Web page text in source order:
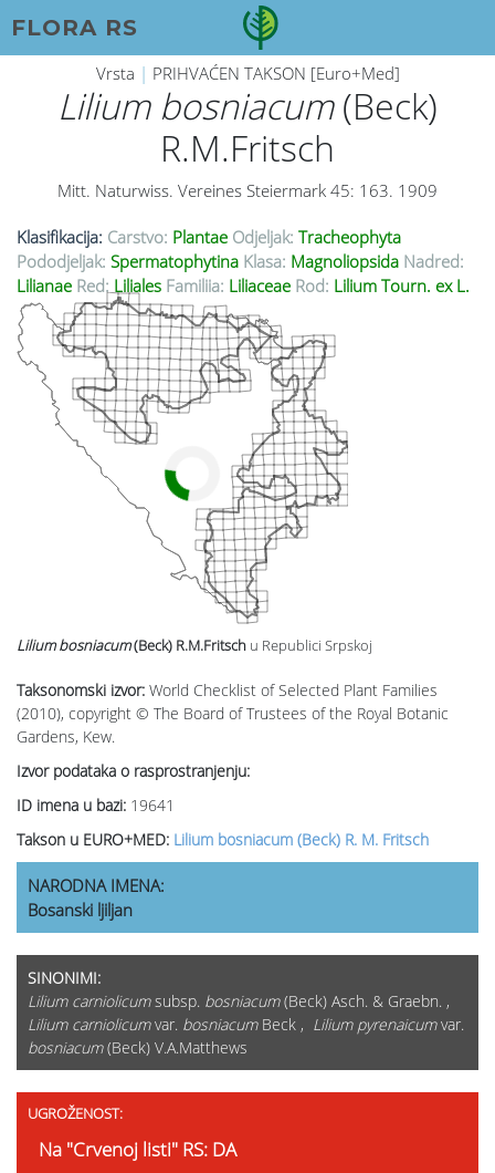
FLORA RS
Vrsta | PRIHVAĆEN TAKSON [Euro+Med]
Lilium bosniacum(Beck)
R.M.Fritsch
Mitt. Naturwiss. Vereines Steiermark 45: 163. 1909
Klasifikacija: Carstvo: Plantae Odjeljak: Tracheophyta
Pododjeljak: Spermatophytina Klasa: Magnoliopsida Nadred:
Lilianae Red: Liliales Familija: Liliaceae Rod: Lilium Tourn. ex L.
Taksonomski izvor: World Checklist of Selected Plant Families
(2010), copyright © The Board of Trustees of the Royal Botanic
Gardens, Kew.
Izvor podataka o rasprostranjenju:
ID imena u bazi: 19641
Takson u EURO+MED: Lilium bosniacum (Beck) R. M. Fritsch
Lilium bosniacum(Beck) R.M.Fritsch u Republici Srpskoj
NARODNA IMENA:
Bosanski ljiljan
SINONIMI:
Lilium carniolicumsubsp. bosniacum(Beck) Asch. & Graebn. ,
Lilium carniolicumvar. bosniacumBeck , Lilium pyrenaicumvar.
bosniacum(Beck) V.A.Matthews
UGROŽENOST:
Na "Crvenoj listi" RS: DA